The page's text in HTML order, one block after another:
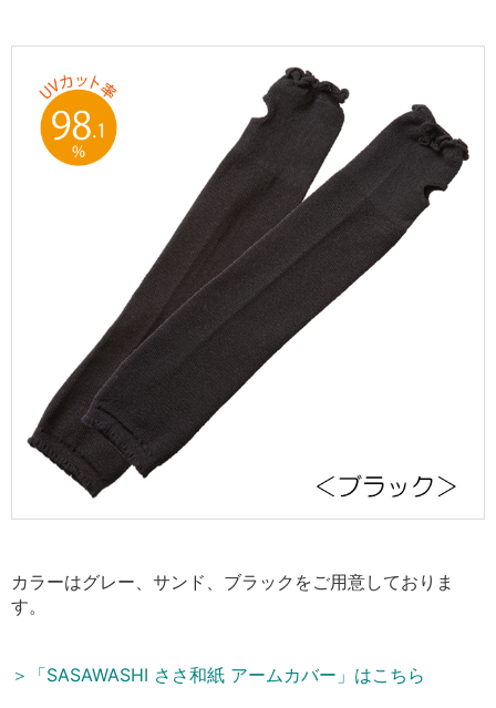
カラーはグレー、サンド、ブラックをご用意しておりま
す。
＞「SASAWASHI ささ和紙 アームカバー」はこちら